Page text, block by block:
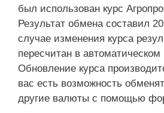
был использован курс
Результат обмена составил
случае изменения курса
пересчитан в
Обновление курса
вас есть возможность
другие валюты с помощью